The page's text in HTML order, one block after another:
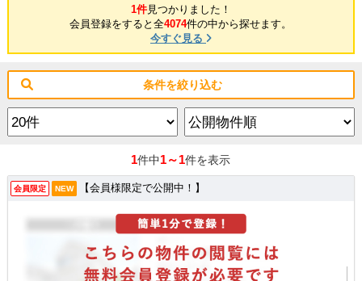
1件見つかりました！
会員登録をすると全4074件の中から探せます。
今すぐ見る
条件を絞り込む
1件中1～1件を表示
会員限定 NEW 【会員様限定で公開中！】